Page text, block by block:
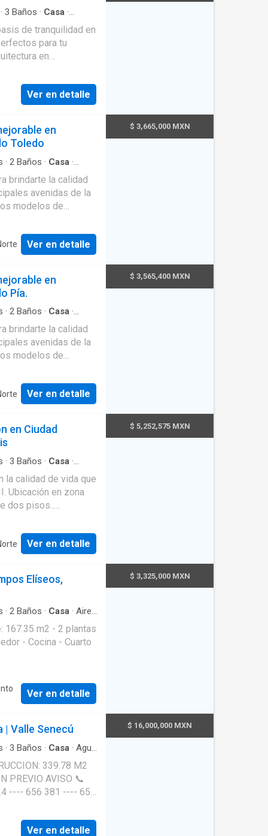
un diseño bien
hogar listo para
inmediato a
WhatsApp Ver
3 Baños · Casa ·
servicio·Terraza
de tranquilidad en
para tu
en
Ver en detalle
en
Toledo
· 2 Baños · Casa ·
brindarte la calidad
modelos de
Ver en detalle
$ 3,665,000 MXN
en
Pía.
· 2 Baños · Casa ·
brindarte la calidad
modelos de
Ver en detalle
$ 3,565,400 MXN
en Ciudad
· 3 Baños · Casa ·
la calidad de vida que
dos pisos..
Ver en detalle
$ 5,252,575 MXN
Elíseos,
· 2 Baños · Casa · Aire
·Seguridad ·Cuarto
Ver en detalle
$ 3,325,000 MXN
| Valle Senecú
· 3 Baños · Casa · Agua
·Cocina equipada·
·Electricidad
Despacho ·Recámara
---- 656 381 ---- 656
Ver en detalle
$ 16,000,000 MXN